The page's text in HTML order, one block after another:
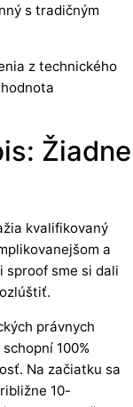
s tradičným
z technického
Žiadne
kvalifikovaný
a
sproof sme si dali
právnych
100%
Na začiatku sa
10-